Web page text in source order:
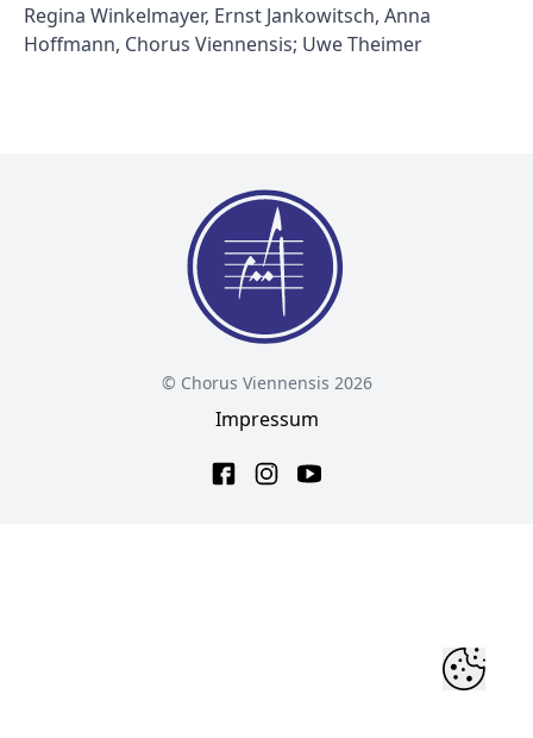
Regina Winkelmayer, Ernst Jankowitsch, Anna
Hoffmann, Chorus Viennensis; Uwe Theimer
© Chorus Viennensis 2026
Impressum